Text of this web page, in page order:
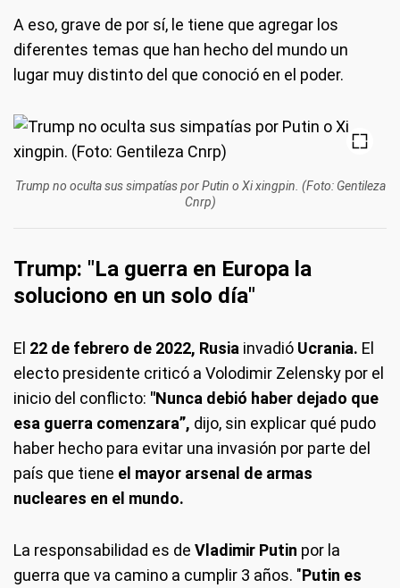
A eso, grave de por sí, le tiene que agregar los
diferentes temas que han hecho del mundo un
lugar muy distinto del que conoció en el poder.
Trump no oculta sus simpatías por Putin o Xi xingpin. (Foto: Gentileza
Cnrp)
Trump: "La guerra en Europa la
soluciono en un solo día"
El 22 de febrero de 2022, Rusia invadió Ucrania. El
electo presidente criticó a Volodimir Zelensky por el
inicio del conflicto: "Nunca debió haber dejado que
esa guerra comenzara”, dijo, sin explicar qué pudo
haber hecho para evitar una invasión por parte del
país que tiene el mayor arsenal de armas
nucleares en el mundo.
La responsabilidad es de Vladimir Putin por la
guerra que va camino a cumplir 3 años. "Putin es